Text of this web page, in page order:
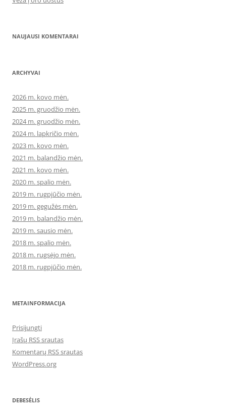
NAUJAUSI KOMENTARAI
ARCHYVAI
2026 m. kovo mėn.
2025 m. gruodžio mėn.
2024 m. gruodžio mėn.
2024 m. lapkričio mėn.
2023 m. kovo mėn.
2021 m. balandžio mėn.
2021 m. kovo mėn.
2020 m. spalio mėn.
2019 m. rugpjūčio mėn.
2019 m. gegužės mėn.
2019 m. balandžio mėn.
2019 m. sausio mėn.
2018 m. spalio mėn.
2018 m. rugsėjo mėn.
2018 m. rugpjūčio mėn.
METAINFORMACIJA
Prisijungti
Įrašų RSS srautas
Komentarų RSS srautas
WordPress.org
DEBESĖLIS